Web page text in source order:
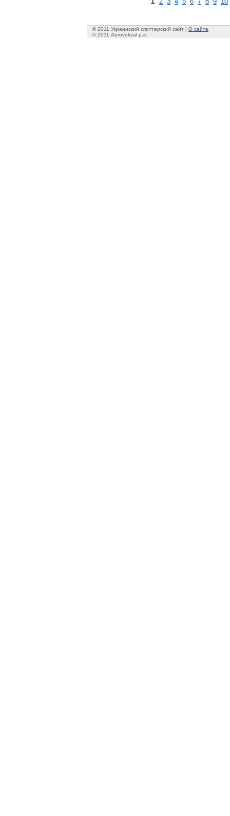
© 2011 Украинский споттерский сайт | О сайте
© 2011 Aerovokzal p.e.